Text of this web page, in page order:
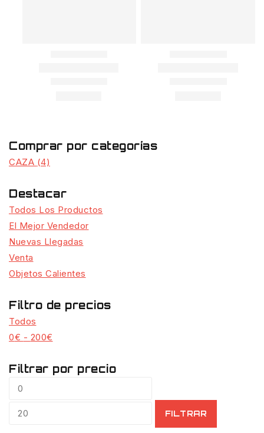
Comprar por categorías
CAZA (4)
Destacar
Todos Los Productos
El Mejor Vendedor
Nuevas Llegadas
Venta
Objetos Calientes
Filtro de precios
Todos
0€ - 200€
Filtrar por precio
FILTRAR